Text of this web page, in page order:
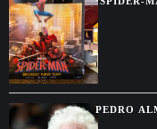
PEDRO
AL